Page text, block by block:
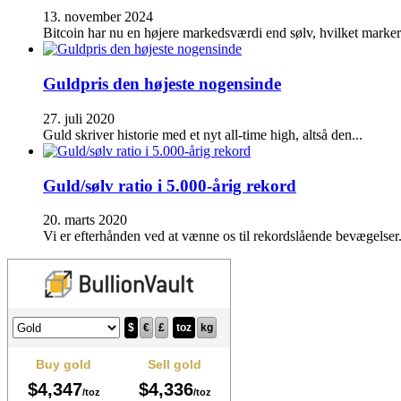
13. november 2024
Bitcoin har nu en højere markedsværdi end sølv, hvilket
Guldpris den højeste nogensinde
27. juli 2020
Guld skriver historie med et nyt all-time high, altså den...
Guld/sølv ratio i 5.000-årig rekord
20. marts 2020
Vi er efterhånden ved at vænne os til rekordslående